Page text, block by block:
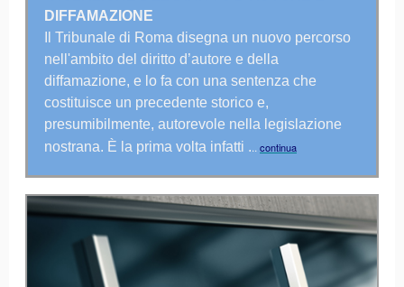
DIFFAMAZIONE
Il Tribunale di Roma disegna un nuovo percorso
nell'ambito del diritto d’autore e della
diffamazione, e lo fa con una sentenza che
costituisce un precedente storico e,
presumibilmente, autorevole nella legislazione
nostrana. È la prima volta infatti ... continua